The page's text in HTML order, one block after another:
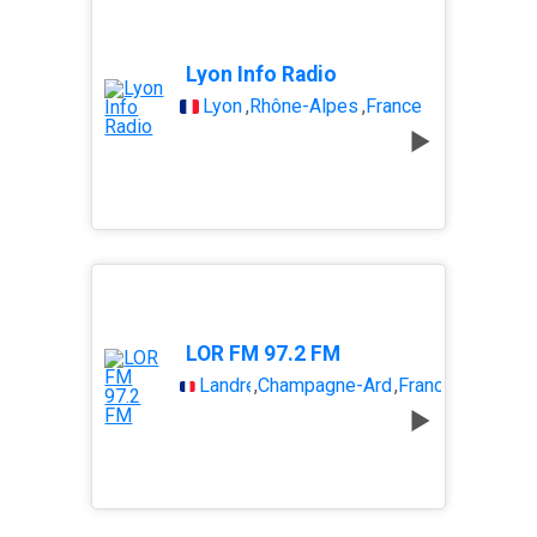
Lyon Info Radio
Lyon,Rhône-Alpes ,France
LOR FM 97.2 FM
Landres
,Champagne-Ardenne
,France